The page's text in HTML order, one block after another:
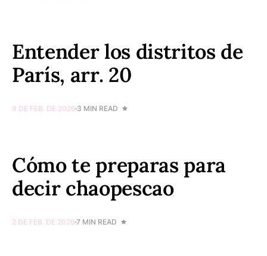
Entender los distritos de
París, arr. 20
9 DE FEB. DE 2026 3 MIN READ
Cómo te preparas para
decir chaopescao
2 DE FEB. DE 2026 7 MIN READ